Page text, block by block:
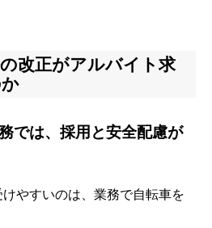
改正がアルバイト求
では、採用と安全配慮が
やすいのは、業務で自転車を